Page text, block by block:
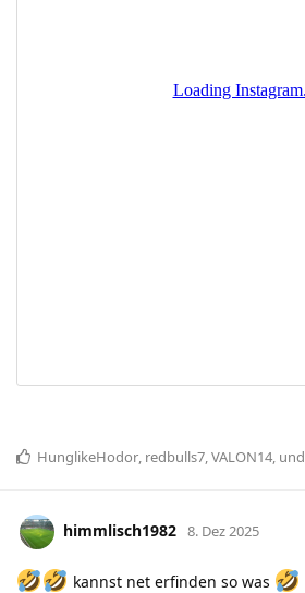
HunglikeHodor, redbulls7,VALON14, und
himmlisch1982 8. Dez 2025
kannst net erfinden so was